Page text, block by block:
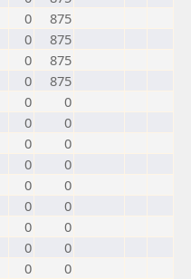
0
875
0
875
0
875
0
875
0
0
0
0
0
0
0
0
0
0
0
0
0
0
0
0
0 0